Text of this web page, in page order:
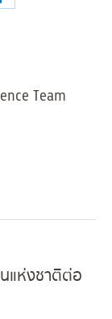
Team
แห่งชาติต่อ